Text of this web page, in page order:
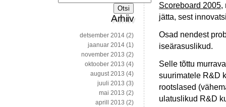
Scoreboard 2005,
jätta, sest
Osad nendest
iseärasuslikud.
Selle tõttu
suurimatele R&D
rootslased
ulatuslikud R&D
Arhiiv
detsember 2014 (2)
jaanuar 2014 (1)
november 2013 (2)
oktoober 2013 (4)
august 2013 (4)
juuli 2013 (3)
mai 2013 (2)
aprill 2013 (2)